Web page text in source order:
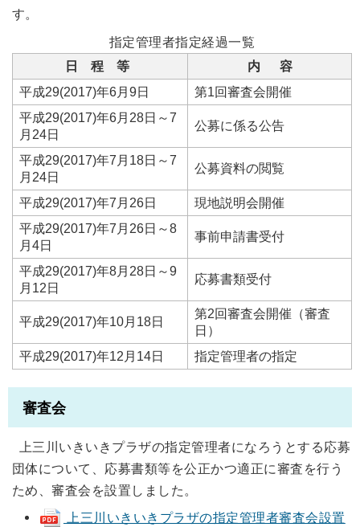
す。
指定管理者指定経過一覧
日 程 等
内 容
平成29(2017)年6月9日
第1回審査会開催
平成29(2017)年6月28日～7
月24日
公募に係る公告
平成29(2017)年7月18日～7
月24日
公募資料の閲覧
平成29(2017)年7月26日
現地説明会開催
平成29(2017)年7月26日～8
月4日
事前申請書受付
平成29(2017)年8月28日～9
月12日
応募書類受付
平成29(2017)年10月18日
第2回審査会開催（審査
日）
平成29(2017)年12月14日
指定管理者の指定
審査会
上三川いきいきプラザの指定管理者になろうとする応募
団体について、応募書類等を公正かつ適正に審査を行う
ため、審査会を設置しました。
上三川いきいきプラザの指定管理者審査会設置